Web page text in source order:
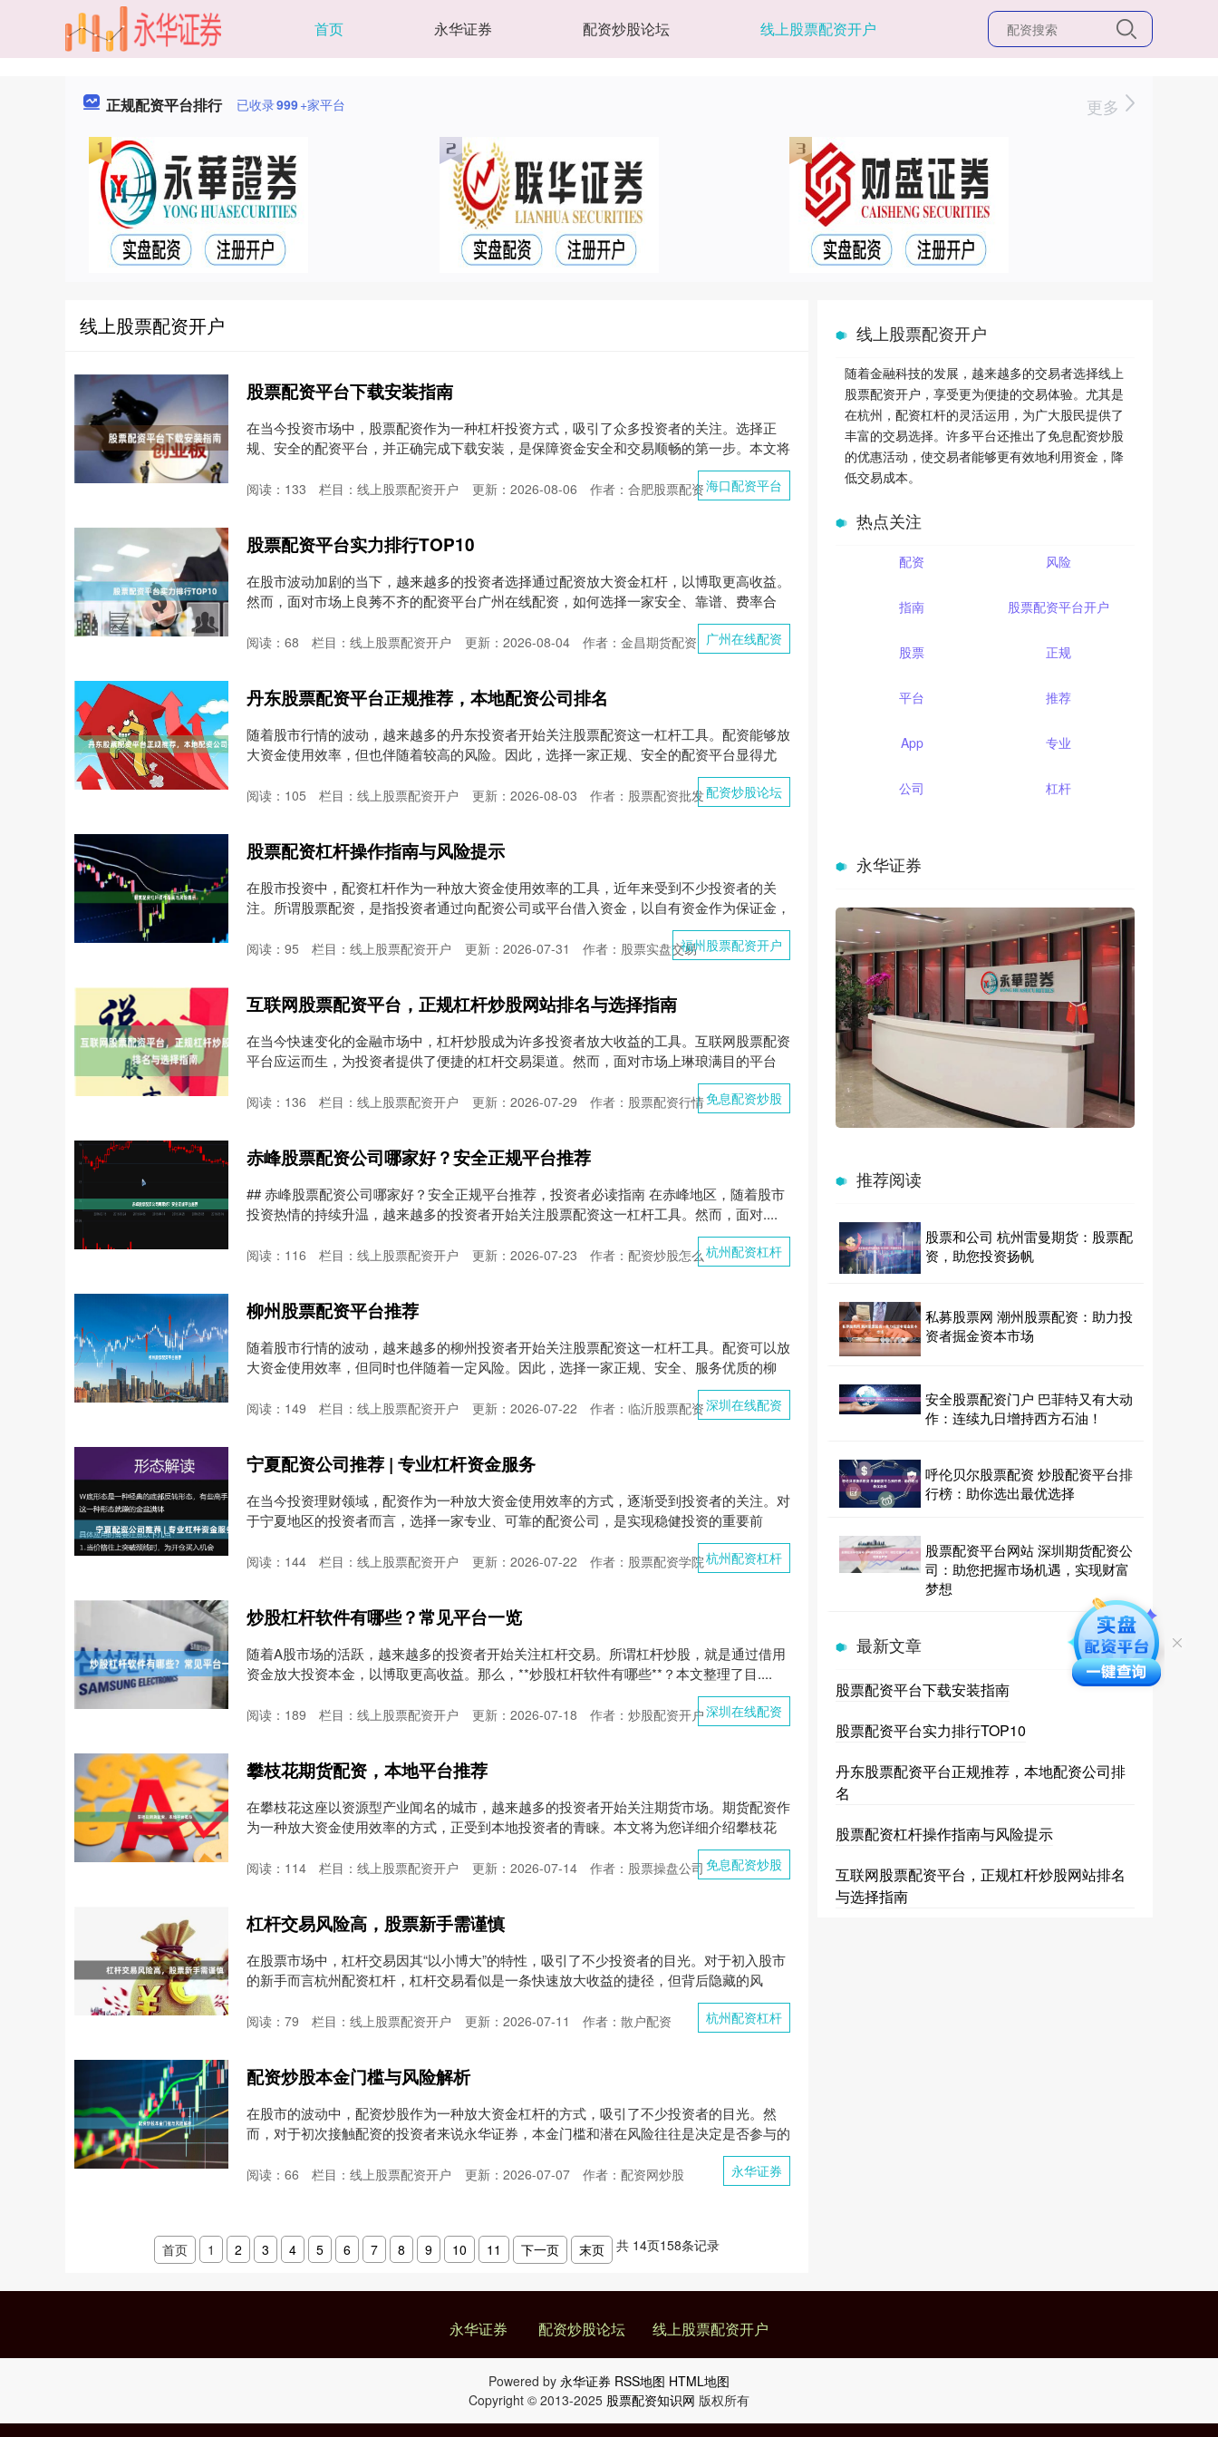
首页 永华证券 配资炒股论坛 线上股票配资开户
正规配资平台排行 已收录999+家平台 更多
线上股票配资开户
股票配资平台下载安装指南
在当今投资市场中，股票配资作为一种杠杆投资方式，吸引了众多投资者的关注。选择正
规、安全的配资平台，并正确完成下载安装，是保障资金安全和交易顺畅的第一步。本文将
海口配资平台
更新：2026-08-06 作者：合肥股票配资
阅读： 133 栏目： 线上股票配资开户
股票配资平台实力排行TOP10
在股市波动加剧的当下，越来越多的投资者选择通过配资放大资金杠杆，以博取更高收益。
然而，面对市场上良莠不齐的配资平台广州在线配资，如何选择一家安全、靠谱、费率合
广州在线配资
更新：2026-08-04 作者：金昌期货配资
阅读： 68 栏目： 线上股票配资开户
丹东股票配资平台正规推荐，本地配资公司排名
随着股市行情的波动，越来越多的丹东投资者开始关注股票配资这一杠杆工具。配资能够放
大资金使用效率，但也伴随着较高的风险。因此，选择一家正规、安全的配资平台显得尤
配资炒股论坛
更新：2026-08-03 作者：股票配资批发
阅读： 105 栏目： 线上股票配资开户
股票配资杠杆操作指南与风险提示
在股市投资中，配资杠杆作为一种放大资金使用效率的工具，近年来受到不少投资者的关
注。所谓股票配资，是指投资者通过向配资公司或平台借入资金，以自有资金作为保证金，
福州股票配资开户
更新：2026-07-31 作者：股票实盘交易
阅读： 95 栏目： 线上股票配资开户
互联网股票配资平台，正规杠杆炒股网站排名与选择指南
在当今快速变化的金融市场中，杠杆炒股成为许多投资者放大收益的工具。互联网股票配资
平台应运而生，为投资者提供了便捷的杠杆交易渠道。然而，面对市场上琳琅满目的平台
免息配资炒股
更新：2026-07-29 作者：股票配资行情
阅读： 136 栏目： 线上股票配资开户
赤峰股票配资公司哪家好？安全正规平台推荐
## 赤峰股票配资公司哪家好？安全正规平台推荐，投资者必读指南 在赤峰地区，随着股市
投资热情的持续升温，越来越多的投资者开始关注股票配资这一杠杆工具。然而，面对....
杭州配资杠杆
更新：2026-07-23 作者：配资炒股怎么
阅读： 116 栏目： 线上股票配资开户
柳州股票配资平台推荐
随着股市行情的波动，越来越多的柳州投资者开始关注股票配资这一杠杆工具。配资可以放
大资金使用效率，但同时也伴随着一定风险。因此，选择一家正规、安全、服务优质的柳
深圳在线配资
更新：2026-07-22 作者：临沂股票配资
阅读： 149 栏目： 线上股票配资开户
宁夏配资公司推荐 | 专业杠杆资金服务
在当今投资理财领域，配资作为一种放大资金使用效率的方式，逐渐受到投资者的关注。对
于宁夏地区的投资者而言，选择一家专业、可靠的配资公司，是实现稳健投资的重要前
杭州配资杠杆
更新：2026-07-22 作者：股票配资学院
阅读： 144 栏目： 线上股票配资开户
炒股杠杆软件有哪些？常见平台一览
随着A股市场的活跃，越来越多的投资者开始关注杠杆交易。所谓杠杆炒股，就是通过借用
资金放大投资本金，以博取更高收益。那么，**炒股杠杆软件有哪些**？本文整理了目....
深圳在线配资
更新：2026-07-18 作者：炒股配资开户
阅读： 189 栏目： 线上股票配资开户
攀枝花期货配资，本地平台推荐
在攀枝花这座以资源型产业闻名的城市，越来越多的投资者开始关注期货市场。期货配资作
为一种放大资金使用效率的方式，正受到本地投资者的青睐。本文将为您详细介绍攀枝花
免息配资炒股
更新：2026-07-14 作者：股票操盘公司
阅读： 114 栏目： 线上股票配资开户
杠杆交易风险高，股票新手需谨慎
在股票市场中，杠杆交易因其“以小博大”的特性，吸引了不少投资者的目光。对于初入股市
的新手而言杭州配资杠杆，杠杆交易看似是一条快速放大收益的捷径，但背后隐藏的风
杭州配资杠杆
更新：2026-07-11 作者：散户配资
阅读： 79 栏目： 线上股票配资开户
配资炒股本金门槛与风险解析
在股市的波动中，配资炒股作为一种放大资金杠杆的方式，吸引了不少投资者的目光。然
而，对于初次接触配资的投资者来说永华证券，本金门槛和潜在风险往往是决定是否参与的
永华证券
更新：2026-07-07 作者：配资网炒股
阅读： 66 栏目： 线上股票配资开户
首页 1 2 3 4 5 6 7 8 9 10 11 下一页 末页 共 14页158条记录
线上股票配资开户
随着金融科技的发展，越来越多的交易者选择线上
股票配资开户，享受更为便捷的交易体验。尤其是
在杭州，配资杠杆的灵活运用，为广大股民提供了
丰富的交易选择。许多平台还推出了免息配资炒股
的优惠活动，使交易者能够更有效地利用资金，降
低交易成本。
热点关注
配资 风险
指南 股票配资平台开户
股票 正规
平台 推荐
App 专业
公司 杠杆
永华证券
推荐阅读
股票和公司 杭州雷曼期货：股票配
资，助您投资扬帆
私募股票网 潮州股票配资：助力投
资者掘金资本市场
安全股票配资门户 巴菲特又有大动
作：连续九日增持西方石油！
呼伦贝尔股票配资 炒股配资平台排
行榜：助你选出最优选择
股票配资平台网站 深圳期货配资公
司：助您把握市场机遇，实现财富
梦想
最新文章
股票配资平台下载安装指南
股票配资平台实力排行TOP10
丹东股票配资平台正规推荐，本地配资公司排
名
股票配资杠杆操作指南与风险提示
互联网股票配资平台，正规杠杆炒股网站排名
与选择指南
永华证券 配资炒股论坛 线上股票配资开户
Powered by 永华证券 RSS地图 HTML地图
Copyright © 2013-2025 股票配资知识网 版权所有